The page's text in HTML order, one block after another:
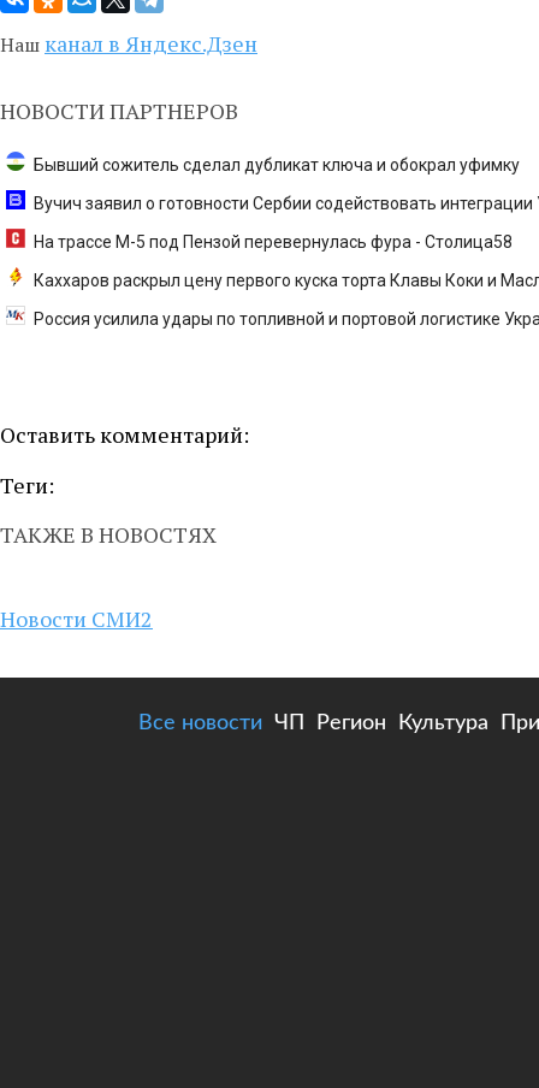
Наш канал в Яндекс.Дзен
НОВОСТИ ПАРТНЕРОВ
Бывший сожитель сделал дубликат ключа и обокрал уфимку
Вучич заявил о готовности Сербии содействовать
На трассе М-5 под Пензой перевернулась фура - Столица58
Каххаров раскрыл цену первого куска торта Клавы Коки и
Россия усилила удары по топливной и портовой логистике
Оставить комментарий:
Теги:
ТАКЖЕ В НОВОСТЯХ
Новости СМИ2
Все новости ЧП Регион Культура